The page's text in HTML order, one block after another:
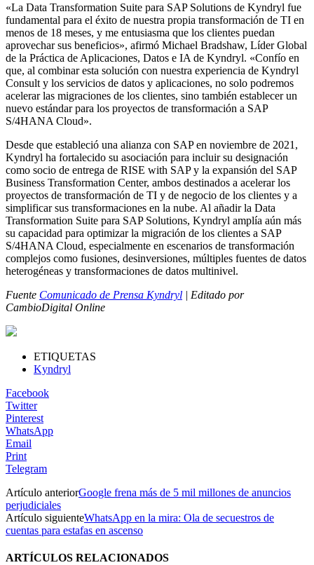
«La Data Transformation Suite para SAP Solutions de Kyndryl fue
fundamental para el éxito de nuestra propia transformación de TI en
menos de 18 meses, y me entusiasma que los clientes puedan
aprovechar sus beneficios», afirmó Michael Bradshaw, Líder Global
de la Práctica de Aplicaciones, Datos e IA de Kyndryl. «Confío en
que, al combinar esta solución con nuestra experiencia de Kyndryl
Consult y los servicios de datos y aplicaciones, no solo podremos
acelerar las migraciones de los clientes, sino también establecer un
nuevo estándar para los proyectos de transformación a SAP
S/4HANA Cloud».
Desde que estableció una alianza con SAP en noviembre de 2021,
Kyndryl ha fortalecido su asociación para incluir su designación
como socio de entrega de RISE with SAP y la expansión del SAP
Business Transformation Center, ambos destinados a acelerar los
proyectos de transformación de TI y de negocio de los clientes y a
simplificar sus transformaciones en la nube. Al añadir la Data
Transformation Suite para SAP Solutions, Kyndryl amplía aún más
su capacidad para optimizar la migración de los clientes a SAP
S/4HANA Cloud, especialmente en escenarios de transformación
complejos como fusiones, desinversiones, múltiples fuentes de datos
heterogéneas y transformaciones de datos multinivel.
Fuente Comunicado de Prensa Kyndryl | Editado por
CambioDigital Online
ETIQUETAS
Kyndryl
Facebook
Twitter
Pinterest
WhatsApp
Email
Print
Telegram
Artículo anteriorGoogle frena más de 5 mil millones de anuncios
perjudiciales
Artículo siguienteWhatsApp en la mira: Ola de secuestros de
cuentas para estafas en ascenso
ARTÍCULOS RELACIONADOS